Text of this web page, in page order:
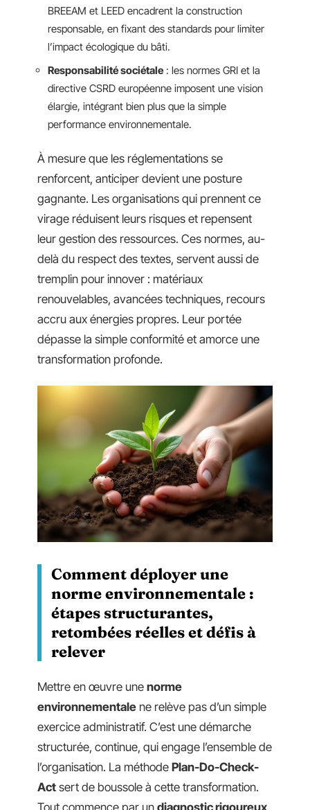
BREEAM et LEED encadrent la construction
responsable, en fixant des standards pour limiter
l’impact écologique du bâti.
Responsabilité sociétale : les normes GRI et la
directive CSRD européenne imposent une vision
élargie, intégrant bien plus que la simple
performance environnementale.
À mesure que les réglementations se
renforcent, anticiper devient une posture
gagnante. Les organisations qui prennent ce
virage réduisent leurs risques et repensent
leur gestion des ressources. Ces normes, au-
delà du respect des textes, servent aussi de
tremplin pour innover : matériaux
renouvelables, avancées techniques, recours
accru aux énergies propres. Leur portée
dépasse la simple conformité et amorce une
transformation profonde.
Comment déployer une
norme environnementale :
étapes structurantes,
retombées réelles et défis à
relever
Mettre en œuvre une norme
environnementale ne relève pas d’un simple
exercice administratif. C’est une démarche
structurée, continue, qui engage l’ensemble de
l’organisation. La méthode Plan-Do-Check-
Act sert de boussole à cette transformation.
Tout commence par un diagnostic rigoureux